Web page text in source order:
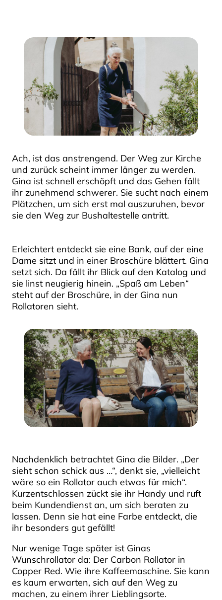
Ach, ist das anstrengend. Der Weg zur Kirche
und zurück scheint immer länger zu werden.
Gina ist schnell erschöpft und das Gehen fällt
ihr zunehmend schwerer. Sie sucht nach einem
Plätzchen, um sich erst mal auszuruhen, bevor
sie den Weg zur Bushaltestelle antritt.
Erleichtert entdeckt sie eine Bank, auf der eine
Dame sitzt und in einer Broschüre blättert. Gina
setzt sich. Da fällt ihr Blick auf den Katalog und
sie linst neugierig hinein. „Spaß am Leben“
steht auf der Broschüre, in der Gina nun
Rollatoren sieht.
Nachdenklich betrachtet Gina die Bilder. „Der
sieht schon schick aus …“, denkt sie, „vielleicht
wäre so ein Rollator auch etwas für mich“.
Kurzentschlossen zückt sie ihr Handy und ruft
beim Kundendienst an, um sich beraten zu
lassen. Denn sie hat eine Farbe entdeckt, die
ihr besonders gut gefällt!
Nur wenige Tage später ist Ginas
Wunschrollator da: Der Carbon Rollator in
Copper Red. Wie ihre Kaffeemaschine. Sie kann
es kaum erwarten, sich auf den Weg zu
machen, zu einem ihrer Lieblingsorte.